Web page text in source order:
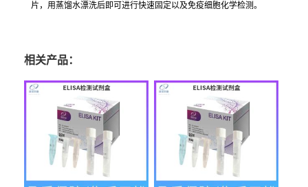
片，用蒸馏水漂洗后即可进行快速固定以及免疫细胞化学检测。
相关产品：